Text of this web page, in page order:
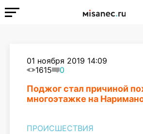
01 ноября 2019 14:09
1615
0
Поджог стал причиной
многоэтажке на
ПРОИСШЕСТВИЯ